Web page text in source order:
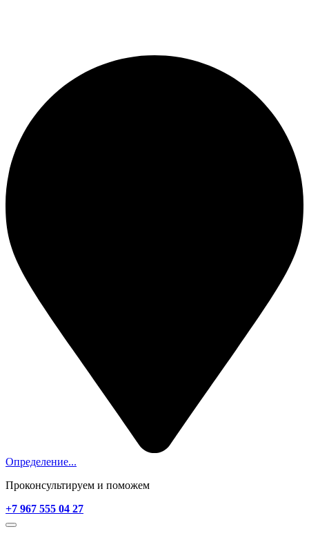
Определение...
Проконсультируем и поможем
+7 967 555 04 27